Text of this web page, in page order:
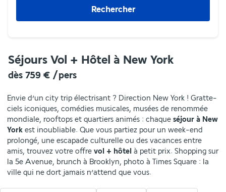
Rechercher
Séjours Vol + Hôtel à New York
dès 759 € /pers
Envie d’un city trip électrisant ? Direction New York ! Gratte-
ciels iconiques, comédies musicales, musées de renommée
mondiale, rooftops et quartiers animés : chaque séjour à New
York est inoubliable. Que vous partiez pour un week-end
prolongé, une escapade culturelle ou des vacances entre
amis, trouvez votre offre vol + hôtel à petit prix. Shopping sur
la 5e Avenue, brunch à Brooklyn, photo à Times Square : la
ville qui ne dort jamais n’attend que vous.